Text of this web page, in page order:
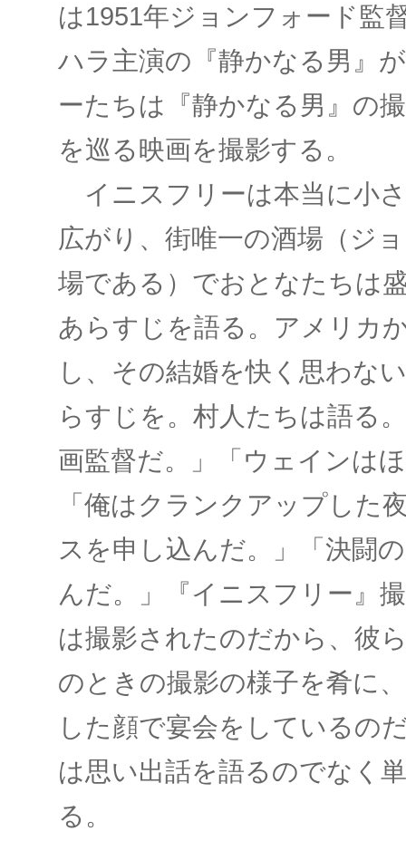
は1951年ジョンフォード監
ハラ主演の『静かなる男』
ーたちは『静かなる男』の
を巡る映画を撮影する。
イニスフリーは本当に小
広がり、街唯一の酒場（ジ
場である）でおとなたちは
あらすじを語る。アメリカ
し、その結婚を快く思わな
らすじを。村人たちは語る
画監督だ。」「ウェインは
「俺はクランクアップした
スを申し込んだ。」「決闘
んだ。」『イニスフリー』
は撮影されたのだから、彼
のときの撮影の様子を肴に
した顔で宴会をしているの
は思い出話を語るのでなく
る。